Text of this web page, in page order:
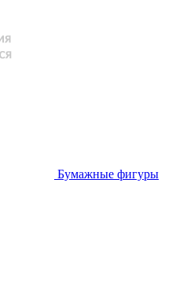
Бумажные фигуры